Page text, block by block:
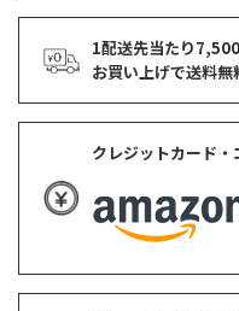
1配送先当たり
お買い上げで送料無
クレジットカード